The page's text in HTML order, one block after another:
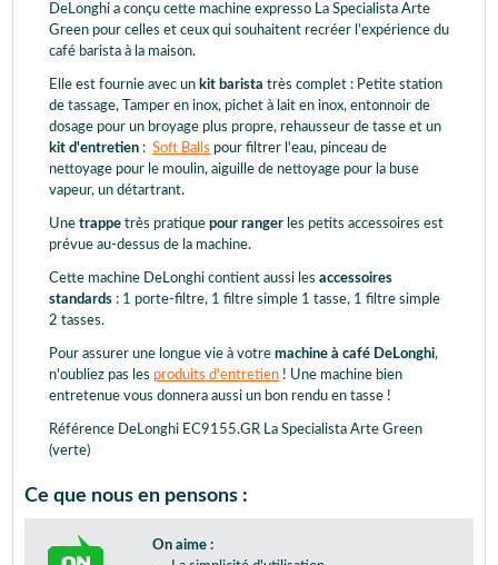
DeLonghi a conçu cette machine expresso La Specialista Arte
Green pour celles et ceux qui souhaitent recréer l’expérience du
café barista à la maison.
Elle est fournie avec un kit barista très complet : Petite station
de tassage, Tamper en inox, pichet à lait en inox, entonnoir de
dosage pour un broyage plus propre, rehausseur de tasse et un
kit d'entretien : Soft Balls pour filtrer l'eau, pinceau de
nettoyage pour le moulin, aiguille de nettoyage pour la buse
vapeur, un détartrant.
Une trappe très pratique pour ranger les petits accessoires est
prévue au-dessus de la machine.
Cette machine DeLonghi contient aussi les accessoires
standards : 1 porte-filtre, 1 filtre simple 1 tasse, 1 filtre simple
2 tasses.
Pour assurer une longue vie à votre machine à café DeLonghi,
n'oubliez pas les produits d'entretien ! Une machine bien
entretenue vous donnera aussi un bon rendu en tasse !
Référence DeLonghi EC9155.GR La Specialista Arte Green
(verte)
Ce que nous en pensons :
On aime :